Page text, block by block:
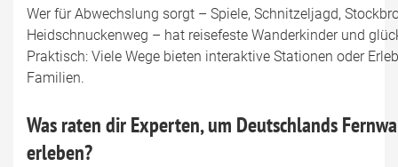
Wer für Abwechslung sorgt – Spiele, Schnitzeljagd,
Heidschnuckenweg – hat reisefeste Wanderkinder und
Praktisch: Viele Wege bieten interaktive Stationen oder
Familien.
Was raten dir Experten, um Deutschlands
erleben?